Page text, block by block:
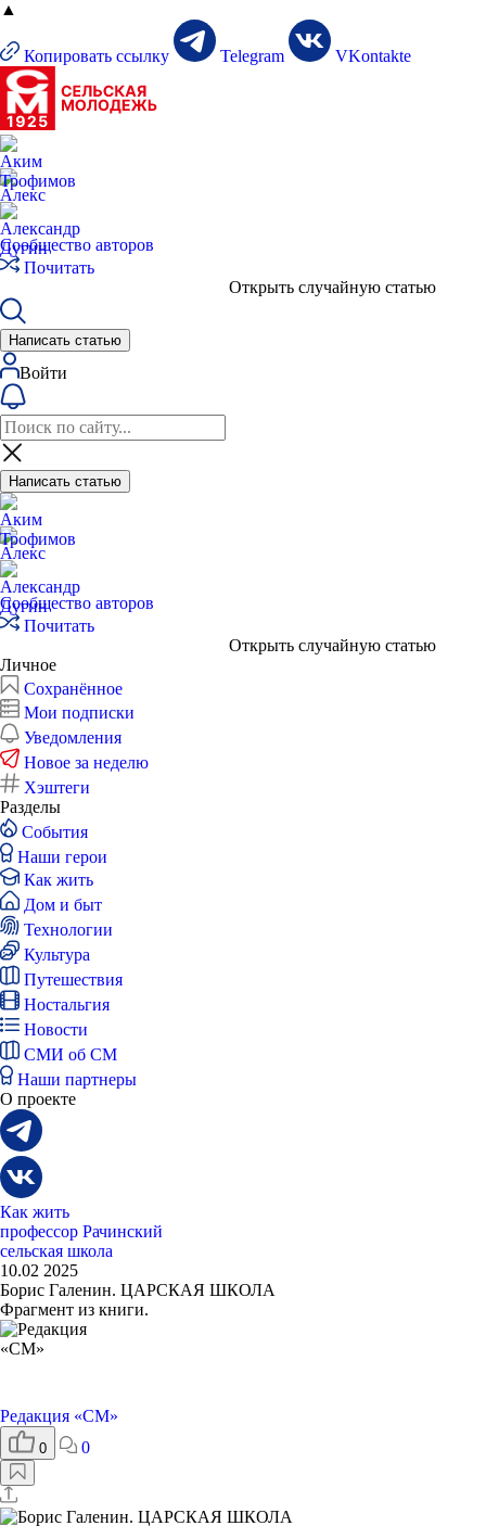
▲
Копировать ссылку Telegram VKontakte
Сообщество авторов
Почитать
Открыть случайную статью
Написать статью
Войти
Написать статью
Сообщество авторов
Почитать
Открыть случайную статью
Личное
Сохранённое
Мои подписки
Уведомления
Новое за неделю
Хэштеги
Разделы
События
Наши герои
Как жить
Дом и быт
Технологии
Культура
Путешествия
Ностальгия
Новости
СМИ об СМ
Наши партнеры
О проекте
Как жить
профессор Рачинский
сельская школа
10.02 2025
Борис Галенин. ЦАРСКАЯ ШКОЛА
Фрагмент из книги.
Редакция «СМ»
0 0